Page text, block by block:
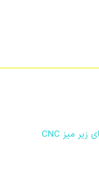
تفاوت فیبر استخوانی با سایر متریال‌های زیر میز CNC